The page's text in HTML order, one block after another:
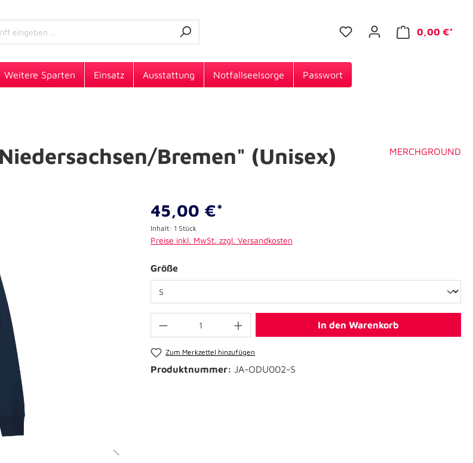
0,00 €*
Weitere Sparten Einsatz Ausstattung Notfallseelsorge Passwort
Bremen" (Unisex) MERCHGROUND
45,00 €*
Inhalt: 1 Stück
Preise inkl. MwSt. zzgl. Versandkosten
Größe
In den Warenkorb
Zum Merkzettel hinzufügen
Produktnummer: JA-ODU002-S